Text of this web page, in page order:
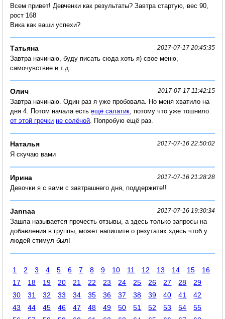
Всем привет! Девченки как результаты? Завтра стартую, вес 90,
рост 168
Вика как ваши успехи?
Татьяна 2017-07-17 20:45:35
Завтра начинаю, буду писать сюда хоть я) свое меню,
самочувствие и т.д.
Олич 2017-07-17 11:42:15
Завтра начинаю. Один раз я уже пробовала. Но меня хватило на
дня 4. Потом начала естьещё салатик , потому что уже тошнило
от этой гречки не солёной . Попробую ещё раз.
Наталья 2017-07-16 22:50:02
Я скучаю вами
Ирина 2017-07-16 21:28:28
Девочки я с вами с завтрашнего дня, поддержите!!
Jannaa 2017-07-16 19:30:34
Зашла называется прочесть отзывы, а здесь только запросы на
добавления в группы, может напишите о резутатах здесь чтоб у
людей стимул был!
1 2 3 4 5 6 7 8 9 10 11 12 13 14 15
16
17
18 19 20 21 22 23 24 25 26 27 28
29
30
31 32 33 34 35 36 37 38 39 40 41
42
43
44 45 46 47 48 49 50 51 52 53 54
55